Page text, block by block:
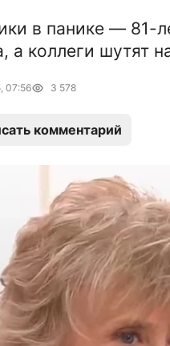
в панике — 81-
а коллеги шутят
07:56 3 578
комментарий